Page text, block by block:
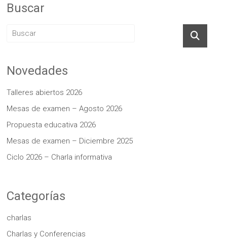
Buscar
Novedades
Talleres abiertos 2026
Mesas de examen – Agosto 2026
Propuesta educativa 2026
Mesas de examen – Diciembre 2025
Ciclo 2026 – Charla informativa
Categorías
charlas
Charlas y Conferencias